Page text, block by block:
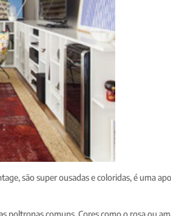
são super ousadas e coloridas, é uma
poltronas comuns. Cores como o rosa ou